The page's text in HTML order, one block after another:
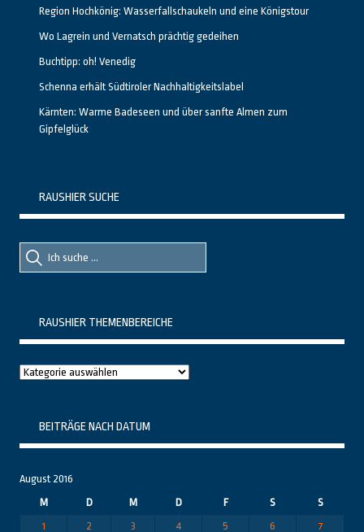
Region Hochkönig: Wasserfallschaukeln und eine Königstour
Wo Lagrein und Vernatsch prächtig gedeihen
Buchtipp: oh! Venedig
Schenna erhält Südtiroler Nachhaltigkeitslabel
Kärnten: Warme Badeseen und über sanfte Almen zum
Gipfelglück
RAUSHIER SUCHE
Suche
nach::
Suche
nach:
RAUSHIER THEMENBEREICHE
Raushier
BEITRÄGE NACH DATUM
August 2016
M
D M D F S
S
1
2 3 4 5 6
7